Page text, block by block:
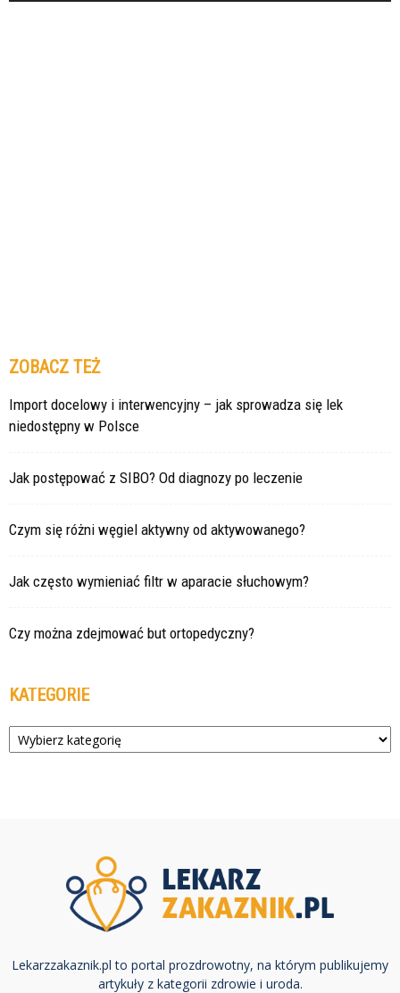
ZOBACZ TEŻ
Import docelowy i interwencyjny – jak sprowadza się lek
niedostępny w Polsce
Jak postępować z SIBO? Od diagnozy po leczenie
Czym się różni węgiel aktywny od aktywowanego?
Jak często wymieniać filtr w aparacie słuchowym?
Czy można zdejmować but ortopedyczny?
KATEGORIE
Kategorie
Lekarzzakaznik.pl to portal prozdrowotny, na którym publikujemy
artykuły z kategorii zdrowie i uroda.